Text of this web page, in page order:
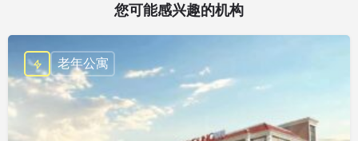
您可能感兴趣的机构
老年公寓